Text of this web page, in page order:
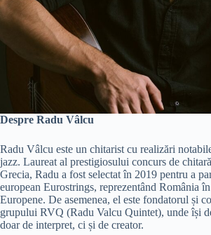
Despre Radu Vâlcu
Radu Vâlcu este un chitarist cu realizări
jazz. Laureat al prestigiosului concurs de
Grecia, Radu a fost selectat în 2019 pentru a
european Eurostrings, reprezentând România
Europene. De asemenea, el este fondatorul și
grupului RVQ (Radu Valcu Quintet), unde își
doar de interpret, ci și de creator.